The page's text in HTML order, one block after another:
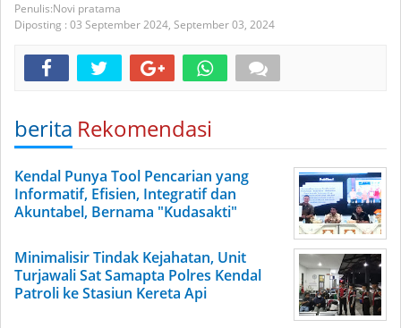
Novi pratama
Diposting : 03 September 2024, September 03, 2024
berita Rekomendasi
Kendal Punya Tool Pencarian yang
Informatif, Efisien, Integratif dan
Akuntabel, Bernama "Kudasakti"
Minimalisir Tindak Kejahatan, Unit
Turjawali Sat Samapta Polres Kendal
Patroli ke Stasiun Kereta Api